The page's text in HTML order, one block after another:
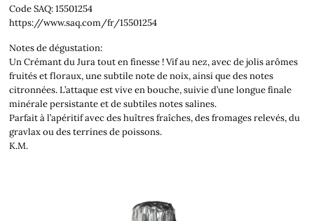
Code SAQ: 15501254
https://www.saq.com/fr/15501254
Notes de dégustation:
Un Crémant du Jura tout en finesse ! Vif au nez, avec de jolis arômes
fruités et floraux, une subtile note de noix, ainsi que des notes
citronnées. L’attaque est vive en bouche, suivie d’une longue finale
minérale persistante et de subtiles notes salines.
Parfait à l’apéritif avec des huîtres fraîches, des fromages relevés, du
gravlax ou des terrines de poissons.
K.M.